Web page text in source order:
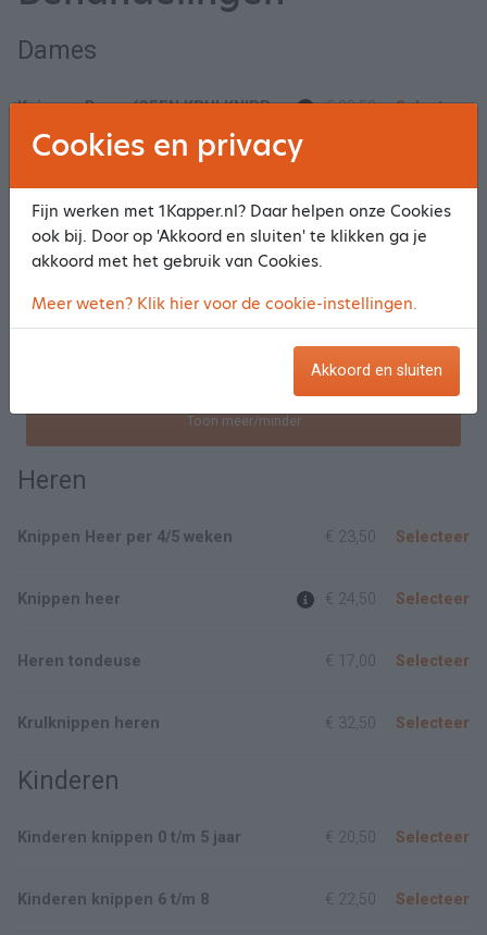
Dames
Knippen Dame (GEEN KRULKNIPPEN) € 28,50 Selecteer
Knippen krullen kort oren vrij, tot nekrand € 42,50 Selecteer
Krullenknippen vanaf schouderlengte (all-in) v.a. € 67,50
Selecteer
Toon meer/minder
Heren
Knippen Heer per 4/5 weken € 23,50 Selecteer
Knippen heer € 24,50 Selecteer
Heren tondeuse € 17,00 Selecteer
Krulknippen heren € 32,50 Selecteer
Kinderen
Kinderen knippen 0 t/m 5 jaar € 20,50 Selecteer
Kinderen knippen 6 t/m 8 € 22,50 Selecteer
Cookies en privacy
Fijn werken met 1Kapper.nl? Daar helpen onze Cookies
ook bij. Door op 'Akkoord en sluiten' te klikken ga je
akkoord met het gebruik van Cookies.
Meer weten? Klik hier voor de cookie-instellingen.
Akkoord en sluiten